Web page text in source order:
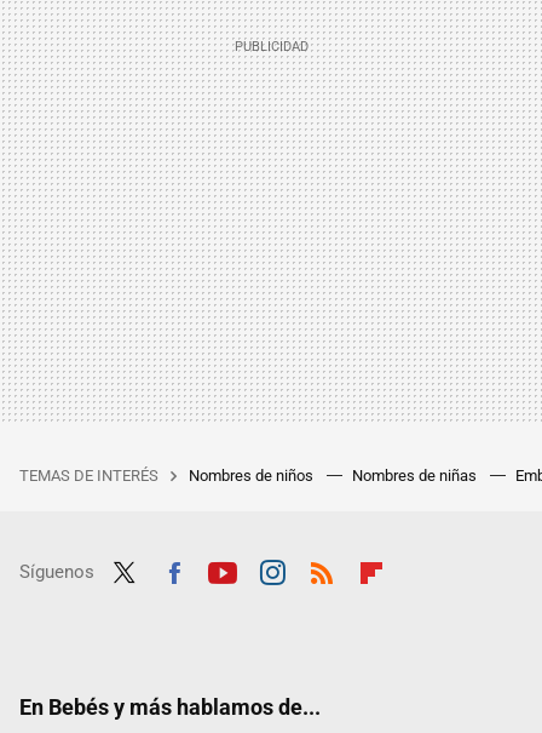
TEMAS DE INTERÉS Nombres de niños Nombres de niñas
Síguenos
En Bebés y más hablamos de...